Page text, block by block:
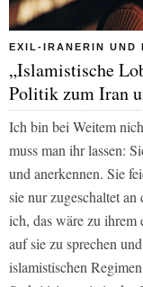
EXIL-IRANERIN UND
„Islamistische
Politik zum Iran
Ich bin bei Weitem
muss man ihr lassen:
und anerkennen. Sie
sie nur zugeschaltet
ich, das wäre zu ihrem
auf sie zu sprechen
islamistischen